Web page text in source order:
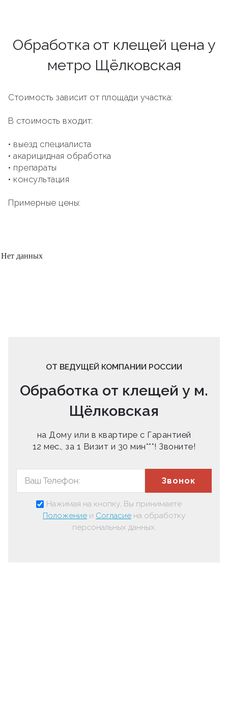
Обработка от клещей цена у
метро Щёлковская
Стоимость зависит от площади участка:
В стоимость входит:
• выезд специалиста
• акарицидная обработка
• препараты
• консультация
Примерные цены:
Нет данных
ОТ ВЕДУЩЕЙ КОМПАНИИ РОССИИ
Обработка от клещей у м.
Щёлковская
на Дому или в квартире с Гарантией
12 мес., за 1 Визит и 30 мин***! Звоните!
Звонок
Нажимая на кнопку, Вы принимаете
Положение и Согласие на обработку
персональных данных.